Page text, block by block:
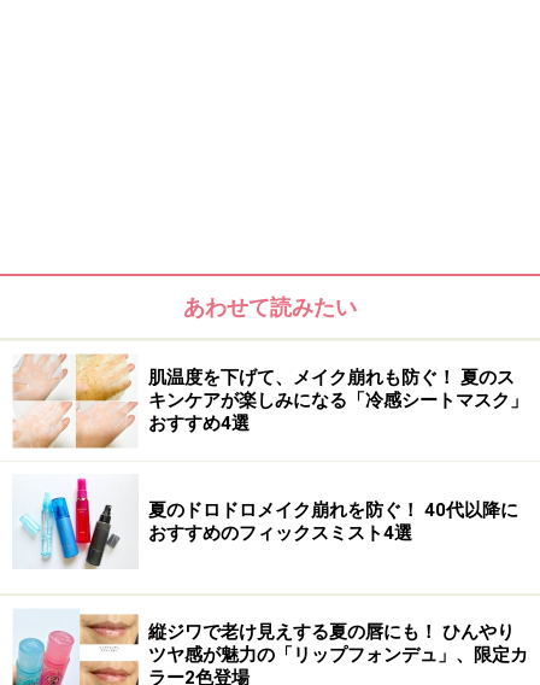
2.眉はコンシーラーを使ってスッキリと見せる
3.アイシャドウのワザありグラデーションの塗り方
4.アイラインはリキッドアイライナーで描く
5.チークは内側まで入れない
6.リップは頑張りすぎない色で
1.ベースメイクはメリハリで立体感と華や
かさを出す
あわせて読みたい
肌温度を下げて、メイク崩れも防ぐ！ 夏のス
キンケアが楽しみになる「冷感シートマスク」
おすすめ4選
夏のドロドロメイク崩れを防ぐ！ 40代以降に
おすすめのフィックスミスト4選
縦ジワで老け見えする夏の唇にも！ ひんやり
ツヤ感が魅力の「リップフォンデュ」、限定カ
ラー2色登場